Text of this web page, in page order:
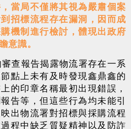
當局不僅將其視為嚴肅個案
招標流程存在漏洞，因而成
機制進行檢討，體現出政府
意識。
查報告揭露物流署存在一系
點上未有及時發現鑫鼎鑫的
的印章名稱最初出現錯誤，
告等，但這些行為均未能引
出物流署對招標與採購流程
程中缺乏質疑精神以及防詐